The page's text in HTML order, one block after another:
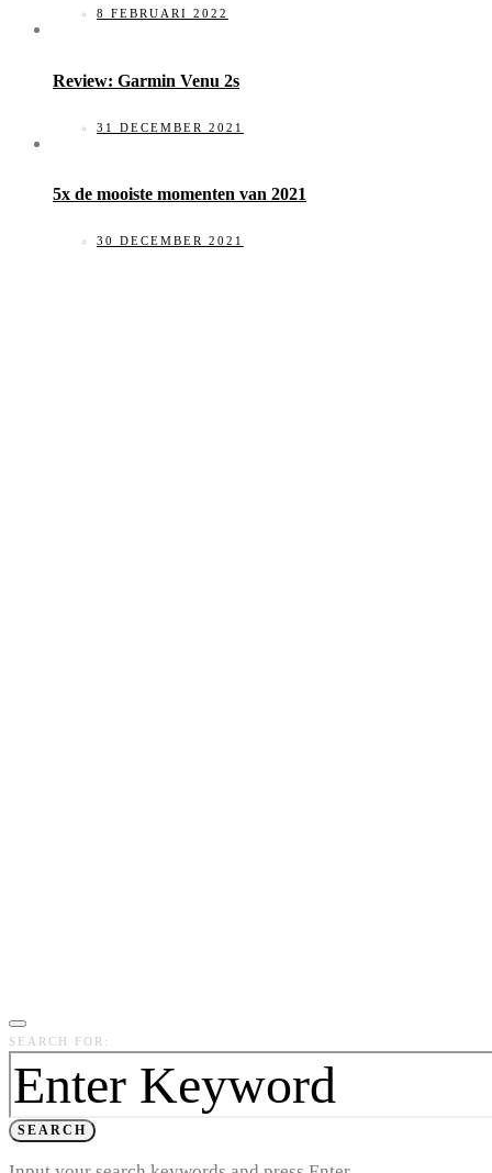
8 FEBRUARI 2022
Review: Garmin Venu 2s
31 DECEMBER 2021
5x de mooiste momenten van 2021
30 DECEMBER 2021
SEARCH FOR:
SEARCH